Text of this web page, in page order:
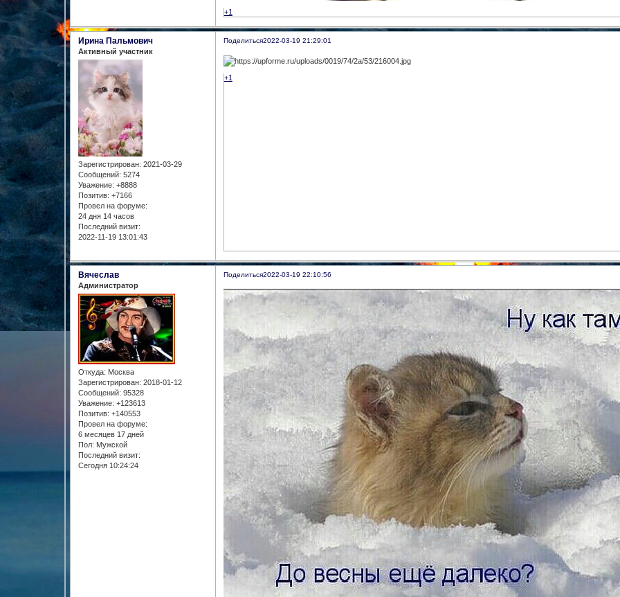
+1
Поделиться2022-03-19 21:29:01
Ирина Пальмович
Активный участник
Зарегистрирован: 2021-03-29
Сообщений: 5274
Уважение: +8888
Позитив: +7166
Провел на форуме:
24 дня 14 часов
Последний визит:
2022-11-19 13:01:43
+1
Поделиться2022-03-19 22:10:56
Вячеслав
Администратор
Откуда: Москва
Зарегистрирован: 2018-01-12
Сообщений: 95328
Уважение: +123613
Позитив: +140553
Провел на форуме:
6 месяцев 17 дней
Пол: Мужской
Последний визит:
Сегодня 10:24:24